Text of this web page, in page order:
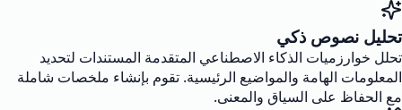
تحليل نصوص ذكي
تحلل خوارزميات الذكاء الاصطناعي المتقدمة المستندات لتحديد
المعلومات الهامة والمواضيع الرئيسية. تقوم بإنشاء ملخصات شاملة
مع الحفاظ على السياق والمعنى.